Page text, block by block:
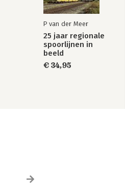
P van der Meer
25 jaar regionale
spoorlijnen in
beeld
€ 34,95